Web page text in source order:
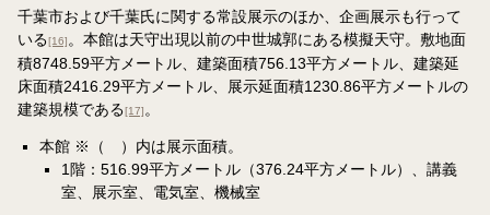
千葉市および千葉氏に関する常設展示のほか、企画展示も行って
いる[16] 。本館は天守出現以前の中世城郭にある模擬天守。敷地面
積8748.59平方メートル、建築面積756.13平方メートル、建築延
床面積2416.29平方メートル、展示延面積1230.86平方メートルの
建築規模である[17] 。
本館 ※（ ）内は展示面積。
1階：516.99平方メートル（376.24平方メートル）、講義
室、展示室、電気室、機械室